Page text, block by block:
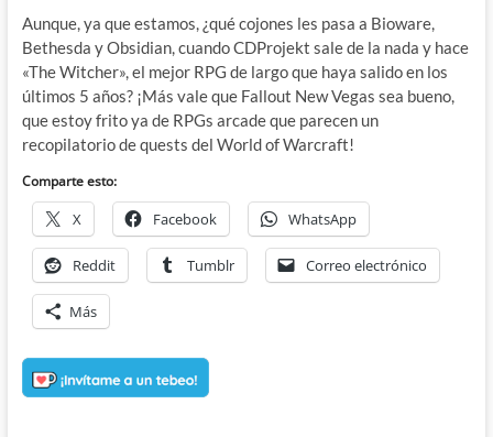
Aunque, ya que estamos, ¿qué cojones les pasa a Bioware,
Bethesda y Obsidian, cuando CDProjekt sale de la nada y hace
«The Witcher», el mejor RPG de largo que haya salido en los
últimos 5 años? ¡Más vale que Fallout New Vegas sea bueno,
que estoy frito ya de RPGs arcade que parecen un
recopilatorio de quests del World of Warcraft!
Comparte esto:
X Facebook WhatsApp
Reddit Tumblr Correo electrónico
Más